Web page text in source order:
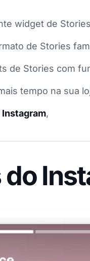
widget de Stories
de Stories
de Stories com
tempo na sua
Instagram,